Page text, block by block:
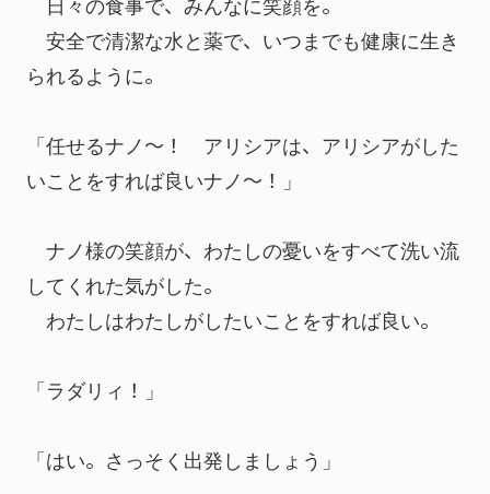
安全で清潔な水と薬で、いつまでも健康に生き
られるように。
「任せるナノ～！　アリシアは、アリシアがした
いことをすれば良いナノ～！」
ナノ様の笑顔が、わたしの憂いをすべて洗い流
してくれた気がした。
わたしはわたしがしたいことをすれば良い。
「ラダリィ！」
「はい。さっそく出発しましょう」